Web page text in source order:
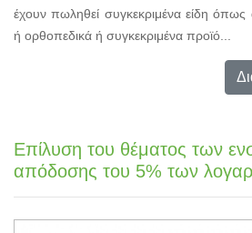
έχουν πωληθεί συγκεκριμένα είδη όπως
ή ορθοπεδικά ή συγκεκριμένα προϊό...
Επίλυση του θέματος των
απόδοσης του 5% των